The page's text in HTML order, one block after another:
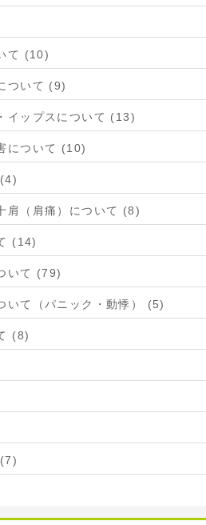
て (10)
ついて (9)
イップスについて (13)
について (10)
肩（肩痛）について (8)
(14)
いて (79)
いて（パニック・動悸） (5)
(8)